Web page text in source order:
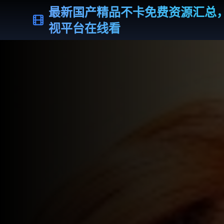
最新国产精品不卡免费资源汇总
视平台在线看